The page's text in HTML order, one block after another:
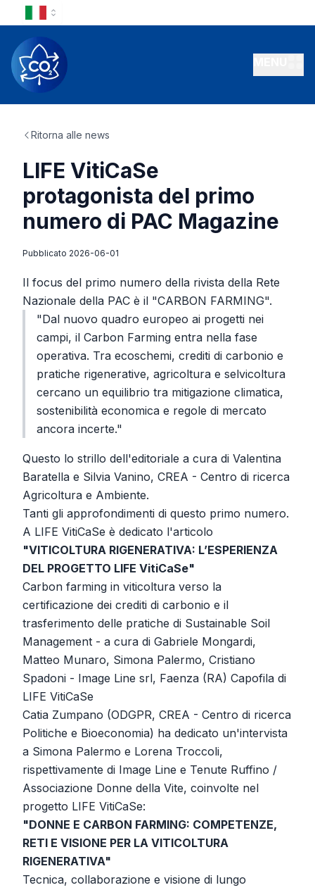
Ritorna alle news
LIFE VitiCaSe
protagonista del primo
numero di PAC Magazine
Pubblicato 2026-06-01
Il focus del primo numero della rivista della Rete
Nazionale della PAC è il "CARBON FARMING".
"Dal nuovo quadro europeo ai progetti nei
campi, il Carbon Farming entra nella fase
operativa. Tra ecoschemi, crediti di carbonio e
pratiche rigenerative, agricoltura e selvicoltura
cercano un equilibrio tra mitigazione climatica,
sostenibilità economica e regole di mercato
ancora incerte."
Questo lo strillo dell'editoriale a cura di Valentina
Baratella e Silvia Vanino, CREA - Centro di ricerca
Agricoltura e Ambiente.
Tanti gli approfondimenti di questo primo numero.
A LIFE VitiCaSe è dedicato l'articolo
"VITICOLTURA RIGENERATIVA: L’ESPERIENZA
DEL PROGETTO LIFE VitiCaSe"
Carbon farming in viticoltura verso la
certificazione dei crediti di carbonio e il
trasferimento delle pratiche di Sustainable Soil
Management - a cura di Gabriele Mongardi,
Matteo Munaro, Simona Palermo, Cristiano
Spadoni - Image Line srl, Faenza (RA) Capofila di
LIFE VitiCaSe
Catia Zumpano (ODGPR, CREA - Centro di ricerca
Politiche e Bioeconomia) ha dedicato un'intervista
a Simona Palermo e Lorena Troccoli,
rispettivamente di Image Line e Tenute Ruffino /
Associazione Donne della Vite, coinvolte nel
progetto LIFE VitiCaSe:
"DONNE E CARBON FARMING: COMPETENZE,
RETI E VISIONE PER LA VITICOLTURA
RIGENERATIVA"
Tecnica, collaborazione e visione di lungo